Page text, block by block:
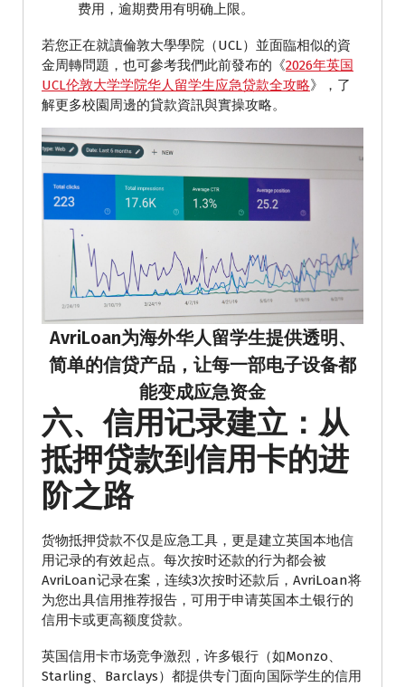
费用，逾期费用有明确上限。
若您正在就讀倫敦大學學院（UCL）並面臨相似的資
金周轉問題，也可參考我們此前發布的《2026年英国
UCL伦敦大学学院华人留学生应急贷款全攻略》，了
解更多校園周邊的貸款資訊與實操攻略。
AvriLoan为海外华人留学生提供透明、
简单的信贷产品，让每一部电子设备都
能变成应急资金
六、信用记录建立：从
抵押贷款到信用卡的进
阶之路
货物抵押贷款不仅是应急工具，更是建立英国本地信
用记录的有效起点。每次按时还款的行为都会被
AvriLoan记录在案，连续3次按时还款后，AvriLoan将
为您出具信用推荐报告，可用于申请英国本土银行的
信用卡或更高额度贷款。
英国信用卡市场竞争激烈，许多银行（如Monzo、
Starling、Barclays）都提供专门面向国际学生的信用